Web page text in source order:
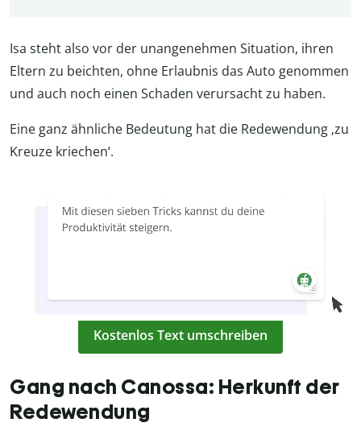
Isa steht also vor der unangenehmen Situation, ihren
Eltern zu beichten, ohne Erlaubnis das Auto genommen
und auch noch einen Schaden verursacht zu haben.
Eine ganz ähnliche Bedeutung hat die Redewendung ‚zu
Kreuze kriechen‘.
Kostenlos Text umschreiben
Gang nach Canossa: Herkunft der
Redewendung